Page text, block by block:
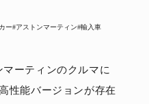
ー#アストンマーティン#輸入車
ーティンのクルマに
性能バージョンが存在